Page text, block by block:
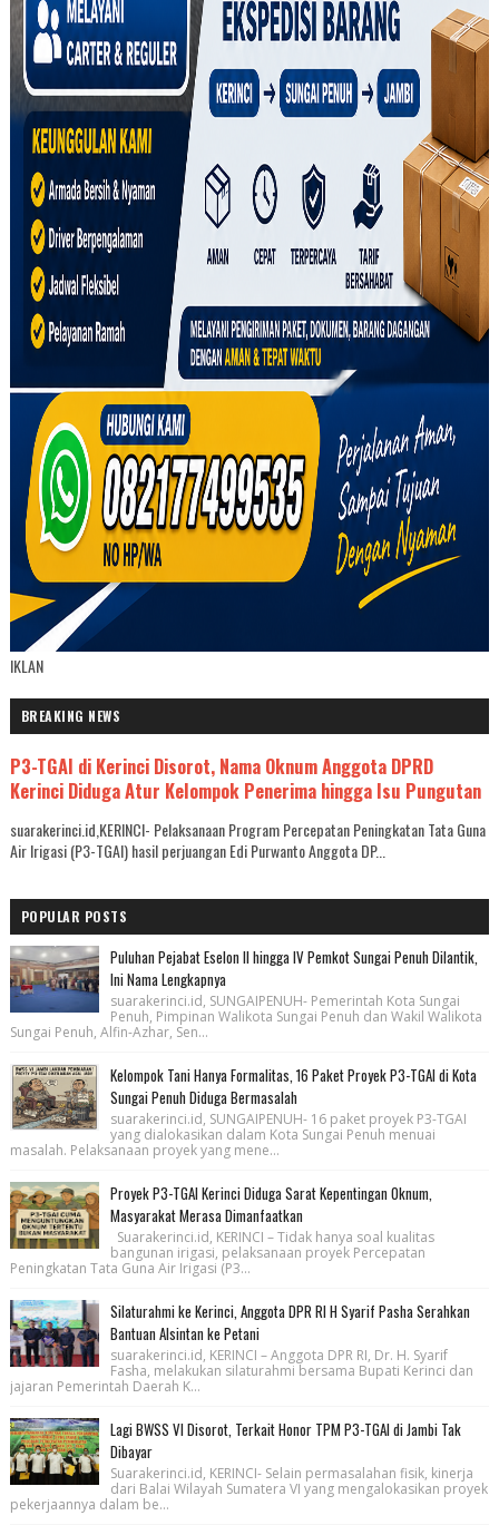
IKLAN
BREAKING NEWS
P3-TGAI di Kerinci Disorot, Nama Oknum Anggota DPRD
Kerinci Diduga Atur Kelompok Penerima hingga Isu Pungutan
suarakerinci.id,KERINCI- Pelaksanaan Program Percepatan Peningkatan Tata Guna
Air Irigasi (P3-TGAI) hasil perjuangan Edi Purwanto Anggota DP...
POPULAR POSTS
Puluhan Pejabat Eselon II hingga IV Pemkot Sungai Penuh Dilantik,
Ini Nama Lengkapnya
suarakerinci.id, SUNGAIPENUH- Pemerintah Kota Sungai
Penuh, Pimpinan Walikota Sungai Penuh dan Wakil Walikota
Sungai Penuh, Alfin-Azhar, Sen...
Kelompok Tani Hanya Formalitas, 16 Paket Proyek P3-TGAI di Kota
Sungai Penuh Diduga Bermasalah
suarakerinci.id, SUNGAIPENUH- 16 paket proyek P3-TGAI
yang dialokasikan dalam Kota Sungai Penuh menuai
masalah. Pelaksanaan proyek yang mene...
Proyek P3-TGAI Kerinci Diduga Sarat Kepentingan Oknum,
Masyarakat Merasa Dimanfaatkan
Suarakerinci.id, KERINCI – Tidak hanya soal kualitas
bangunan irigasi, pelaksanaan proyek Percepatan
Peningkatan Tata Guna Air Irigasi (P3...
Silaturahmi ke Kerinci, Anggota DPR RI H Syarif Pasha Serahkan
Bantuan Alsintan ke Petani
suarakerinci.id, KERINCI – Anggota DPR RI, Dr. H. Syarif
Fasha, melakukan silaturahmi bersama Bupati Kerinci dan
jajaran Pemerintah Daerah K...
Lagi BWSS VI Disorot, Terkait Honor TPM P3-TGAI di Jambi Tak
Dibayar
Suarakerinci.id, KERINCI- Selain permasalahan fisik, kinerja
dari Balai Wilayah Sumatera VI yang mengalokasikan proyek
pekerjaannya dalam be...